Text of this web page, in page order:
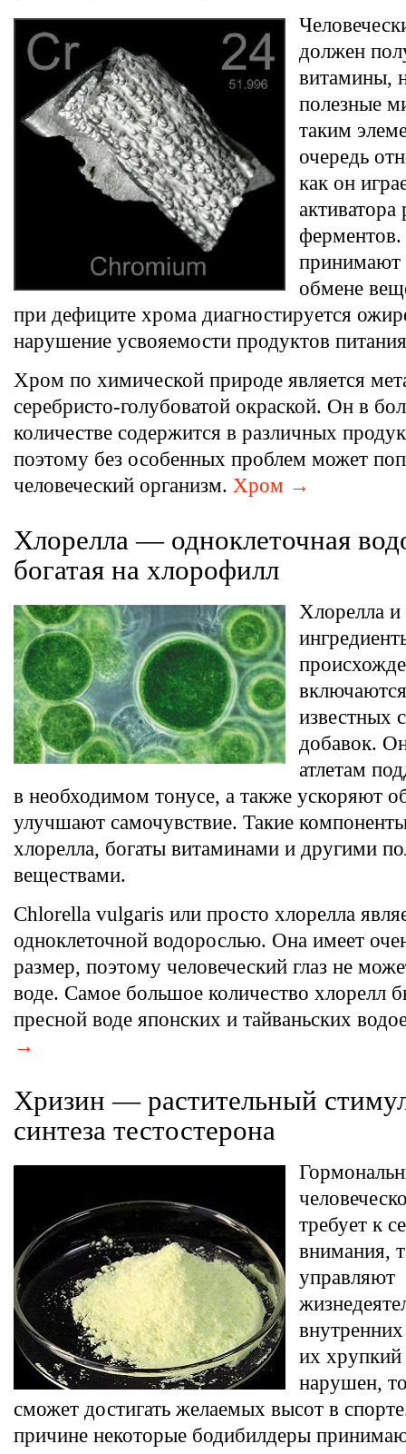
должен
витамины,
полезные
таким
очередь
как он
принимают
обмене
при дефиците хрома диагностируется
нарушение усвояемости продуктов
Хром по химической природе является
серебристо-голубоватой окраской. Он в
количестве содержится в различных
поэтому без особенных проблем может
человеческий организм. Хром →
Хлорелла — одноклеточная
богатая на хлорофилл
Хлорелла и
известных
добавок.
атлетам
в необходимом тонусе, а также ускоряют
улучшают самочувствие. Такие
хлорелла, богаты витаминами и другими
веществами.
Chlorella vulgaris или просто хлорелла
одноклеточной водорослью. Она имеет
размер, поэтому человеческий глаз не
воде. Самое большое количество хлорелл
пресной воде японских и тайваньских
→
Хризин — растительный
синтеза тестостерона
требует к
внимания,
управляют
их хрупкий
нарушен,
сможет достигать желаемых высот в
причине некоторые бодибилдеры